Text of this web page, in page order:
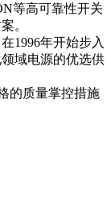
等高可靠性开关
。
1996年开始步入
域电源的优选供
的质量掌控措施